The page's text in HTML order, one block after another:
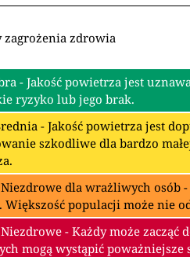
zagrożenia zdrowia
- Jakość powietrza jest
ryzyko lub jego brak.
- Jakość powietrza jest
szkodliwe dla bardzo
Niezdrowe dla wrażliwych
Większość populacji może nie
Niezdrowe - Każdy może
mogą wystąpić